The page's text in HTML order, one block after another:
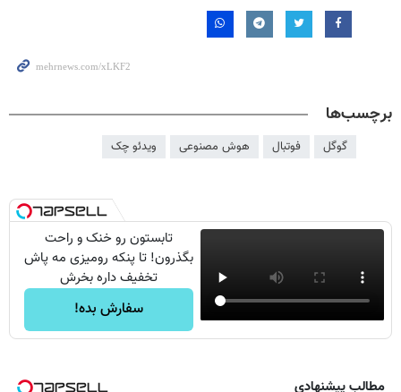
برچسب‌ها
گوگل فوتبال هوش مصنوعی ویدئو چک
تابستون رو خنک و راحت
بگذرون! تا پنکه رومیزی مه پاش
تخفیف داره بخرش
سفارش بده!
مطالب پیشنهادی